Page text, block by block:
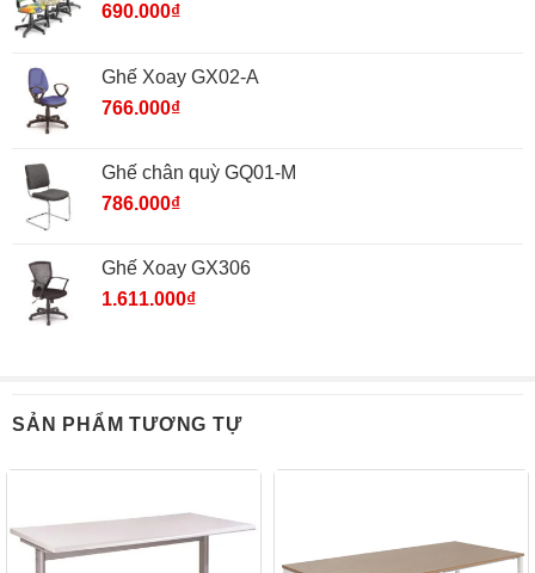
690.000₫
Ghế Xoay GX02-A
766.000₫
Ghế chân quỳ GQ01-M
786.000₫
Ghế Xoay GX306
1.611.000₫
SẢN PHẨM TƯƠNG TỰ